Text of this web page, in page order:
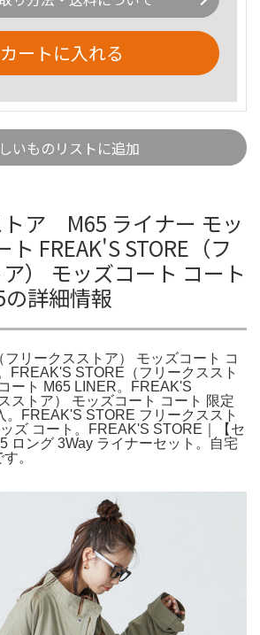
カートに入れる
いものリストに追加
ア M65 ライナー モッ
ト FREAK'S STORE（フ
） モッズコート コート
詳細情報
リークスストア） モッズコート コ
FREAK'S STORE（フリークススト
ート M65 LINER。FREAK'S
ストア） モッズコート コート 限定
。FREAK'S STORE フリークススト
ズ コート。FREAK'S STORE｜【セ
ロング 3Way ライナーセット。自宅
。